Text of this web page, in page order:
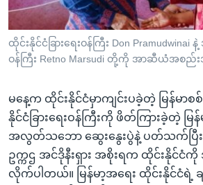
ကျော်
ကြည့်
ရန်
ရန်
နေရာ
သို့
ကျော်
ရန်
ဗွီအိုအေ လူမှုကွန်ယက်များ
ထိုင်းနိုင်ငံခြားရေးဝန်ကြီး Don Pramudwinai နဲ့
ဝန်ကြီး Retno Marsudi တို့ကို အာဆီယံအစည်
မနေ့က ထိုင်းနိုင်ငံမှာကျင်းပခဲ့တဲ့ မြန်မာစ
နိုင်ငံခြားရေးဝန်ကြီးကို ဖိတ်ကြားခဲ့တဲ့ မြ
အလွတ်သဘော ဆွေးနွေးပွဲနဲ့ ပတ်သက်ပ
ဥက္ကဌ အင်ဒိုနီးရှား အစိုးရက ထိုင်းနိုင်ငံ
လိုက်ပါတယ်။ မြန်မာ့အရေး ထိုင်းနိုင်ငံရဲ့